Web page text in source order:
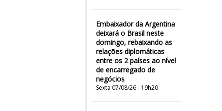
Embaixador da Argentina
deixará o Brasil neste
domingo, rebaixando as
relações diplomáticas
entre os 2 países ao nível
de encarregado de
negócios
Sexta 07/08/26 - 19h20